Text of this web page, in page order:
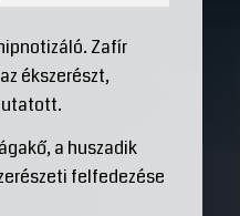
Zafír
ékszerészt,
a huszadik
felfedezése